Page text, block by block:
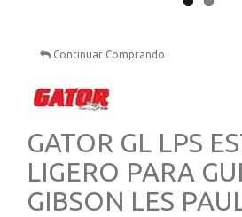
Continuar Comprando
GATOR GL LPS
LIGERO PARA
GIBSON LES